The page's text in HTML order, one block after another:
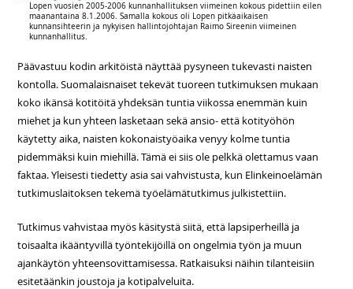
Lopen vuosien 2005-2006 kunnanhallituksen viimeinen kokous pidettiin eilen
maanantaina 8.1.2006. Samalla kokous oli Lopen pitkäaikaisen
kunnansihteerin ja nykyisen hallintojohtajan Raimo Sireenin viimeinen
kunnanhallitus.
Päävastuu kodin arkitöistä näyttää pysyneen tukevasti naisten
kontolla. Suomalaisnaiset tekevät tuoreen tutkimuksen mukaan
koko ikänsä kotitöitä yhdeksän tuntia viikossa enemmän kuin
miehet ja kun yhteen lasketaan sekä ansio- että kotityöhön
käytetty aika, naisten kokonaistyöaika venyy kolme tuntia
pidemmäksi kuin miehillä. Tämä ei siis ole pelkkä olettamus vaan
faktaa. Yleisesti tiedetty asia sai vahvistusta, kun Elinkeinoelämän
tutkimuslaitoksen tekemä työelämätutkimus julkistettiin.
Tutkimus vahvistaa myös käsitystä siitä, että lapsiperheillä ja
toisaalta ikääntyvillä työntekijöillä on ongelmia työn ja muun
ajankäytön yhteensovittamisessa. Ratkaisuksi näihin tilanteisiin
esitetäänkin joustoja ja kotipalveluita.